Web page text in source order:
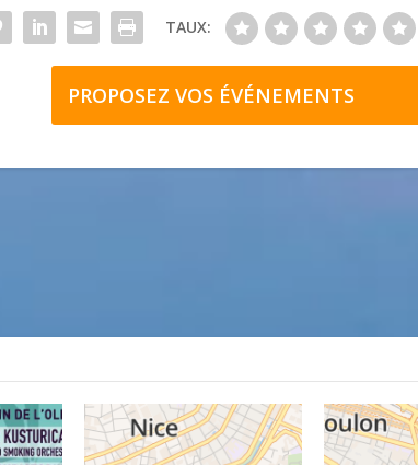
TAUX:
PROPOSEZ VOS ÉVÉNEMENTS